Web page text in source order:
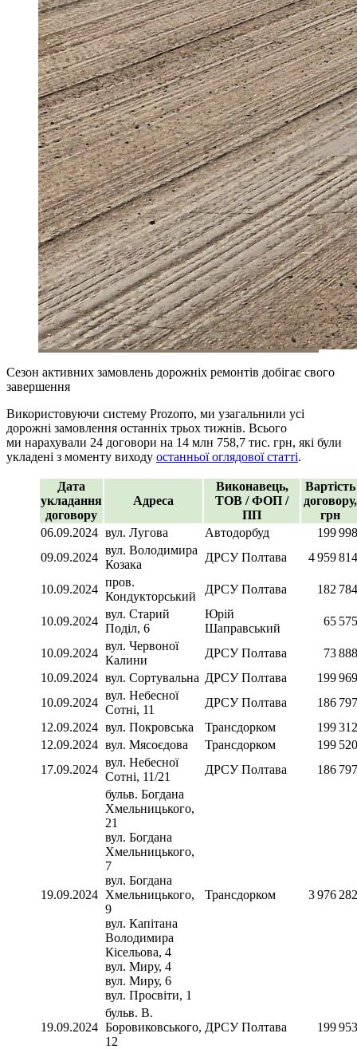
Сезон активних замовлень дорожніх ремонтів добігає свого
завершення
Використовуючи систему Prozorro, ми узагальнили усі
дорожні замовлення останніх трьох тижнів. Всього
ми нарахували 24 договори на 14 млн 758,7 тис. грн, які були
укладені з моменту виходу останньої оглядової статті.
Дата
укладання
договору
Адреса
Виконавець,
ТОВ / ФОП /
ПП
Вартість
договору,
грн
06.09.2024 вул. Лугова Автодорбуд
199 998
09.09.2024
вул. Володимира
Козака
ДРСУ Полтава 4 959 814
10.09.2024
пров.
Кондукторський
ДРСУ Полтава 182 784
10.09.2024
вул. Старий
Поділ, 6
Юрій
Шаправський
65 575
10.09.2024
вул. Червоної
Калини
ДРСУ Полтава
73 888
10.09.2024 вул. Сортувальна ДРСУ Полтава
199 969
10.09.2024
вул. Небесної
Сотні, 11
ДРСУ Полтава
186 797
12.09.2024 вул. Покровська Трансдорком
199 312
12.09.2024 вул. Мясоєдова Трансдорком
199 520
17.09.2024
вул. Небесної
Сотні, 11/21
ДРСУ Полтава 186 797
19.09.2024
бульв. Богдана
Хмельницького,
21
вул. Богдана
Хмельницького,
7
вул. Богдана
Хмельницького,
9
вул. Капітана
Володимира
Кісельова, 4
вул. Миру, 4
вул. Миру, 6
вул. Просвіти, 1
Трансдорком 3 976 282
19.09.2024
бульв. В.
Боровиковського,
12
ДРСУ Полтава 199 953